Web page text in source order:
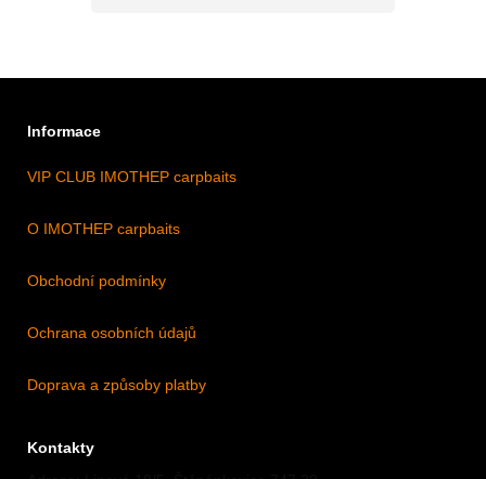
Informace
VIP CLUB IMOTHEP carpbaits
O IMOTHEP carpbaits
Obchodní podmínky
Ochrana osobních údajů
Doprava a způsoby platby
Kontakty